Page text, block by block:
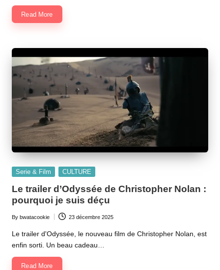
Read More
Posted
Serie & Film CULTURE
Le trailer d’Odyssée de Christopher Nolan :
pourquoi je suis déçu
Posted
by
By bwatacookie 23 décembre 2025
Le trailer d'Odyssée, le nouveau film de Christopher Nolan, est
enfin sorti. Un beau cadeau…
Read More